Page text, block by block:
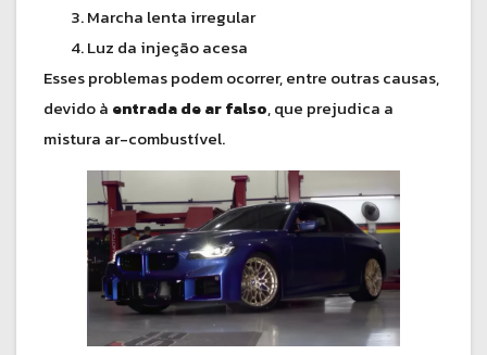
Marcha lenta irregular
Luz da injeção acesa
Esses problemas podem ocorrer, entre outras causas,
devido à entrada de ar falso, que prejudica a
mistura ar-combustível.